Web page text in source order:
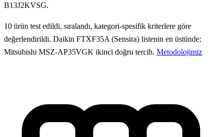
B13J2KVSG.
10 ürün test edildi, sıralandı, kategori-spesifik kriterlere göre
değerlendirildi. Daikin FTXF35A (Sensira) listenin en üstünde;
Mitsubishi MSZ-AP35VGK ikinci doğru tercih. Metodolojimiz